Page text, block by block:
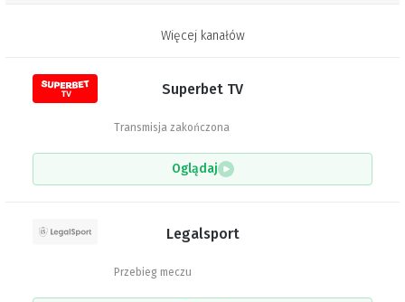
Więcej kanałów
Superbet TV
Transmisja zakończona
Oglądaj
Legalsport
Przebieg meczu